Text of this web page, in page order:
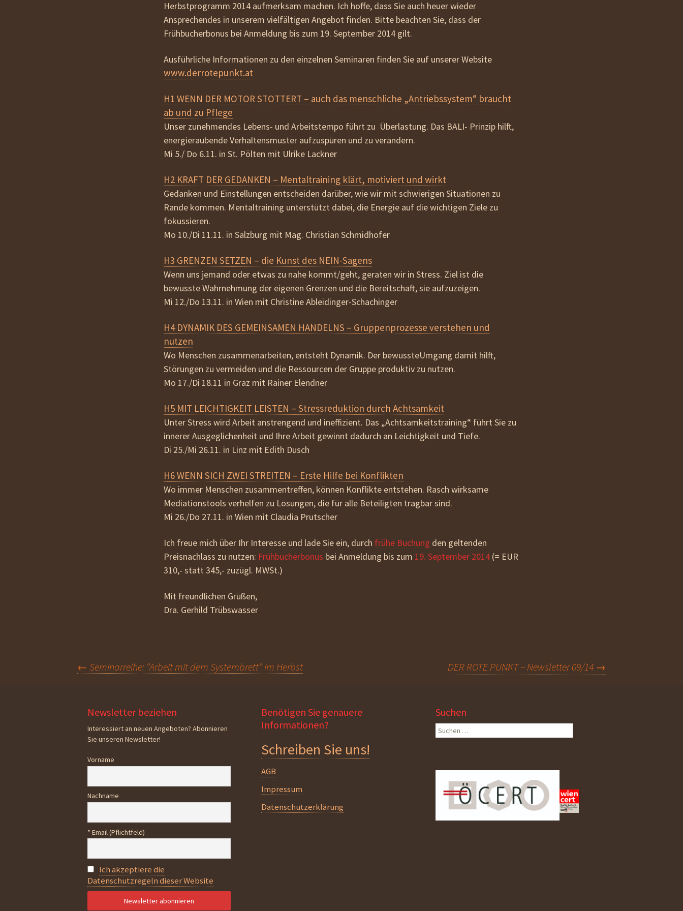
beziehen
AGB
Herbstprogramm 2014 aufmerksam machen. Ich hoffe, dass Sie auch heuer wieder
Ansprechendes in unserem vielfältigen Angebot finden. Bitte beachten Sie, dass der
Frühbucherbonus bei Anmeldung bis zum 19. September 2014 gilt.
Ausführliche Informationen zu den einzelnen Seminaren finden Sie auf unserer Website
www.derrotepunkt.at
H1 WENN DER MOTOR STOTTERT – auch das menschliche „Antriebssystem“ braucht
ab und zu Pflege
Unser zunehmendes Lebens- und Arbeitstempo führt zu Überlastung. Das BALI- Prinzip hilft,
energieraubende Verhaltensmuster aufzuspüren und zu verändern.
Mi 5./ Do 6.11. in St. Pölten mit Ulrike Lackner
H2 KRAFT DER GEDANKEN – Mentaltraining klärt, motiviert und wirkt
Gedanken und Einstellungen entscheiden darüber, wie wir mit schwierigen Situati­onen zu
Rande kommen. Mentaltraining unterstützt dabei, die Energie auf die wichtigen Ziele zu
fokussieren.
Mo 10./Di 11.11. in Salzburg mit Mag. Christian Schmidhofer
H3 GRENZEN SETZEN – die Kunst des NEIN-Sagens
Wenn uns jemand oder etwas zu nahe kommt/geht, geraten wir in Stress. Ziel ist die
bewusste Wahrnehmung der eigenen Grenzen und die Bereitschaft, sie aufzuzeigen.
Mi 12./Do 13.11. in Wien mit Christine Ableidinger-Schachinger
H4 DYNAMIK DES GEMEINSAMEN HANDELNS – Gruppenprozesse verstehen und
nutzen
Wo Menschen zusammenarbeiten, entsteht Dynamik. Der bewussteUmgang damit hilft,
Störungen zu vermeiden und die Ressourcen der Gruppe produktiv zu nutzen.
Mo 17./Di 18.11 in Graz mit Rainer Elendner
H5 MIT LEICHTIGKEIT LEISTEN – Stressreduktion durch Achtsamkeit
Unter Stress wird Arbeit anstrengend und ineffizient. Das „Achtsamkeitstrai­ning“ führt Sie zu
innerer Ausgeglichenheit und Ihre Arbeit gewinnt dadurch an Leichtigkeit und Tiefe.
Di 25./Mi 26.11. in Linz mit Edith Dusch
H6 WENN SICH ZWEI STREITEN – Erste Hilfe bei Konflikten
Wo immer Menschen zusammentreffen, können Konflikte entstehen. Rasch wirksame
Mediationstools verhelfen zu Lösungen, die für alle Beteiligten tragbar sind.
Mi 26./Do 27.11. in Wien mit Claudia Prutscher
Ich freue mich über Ihr Interesse und lade Sie ein, durch frühe Buchung den geltenden
Preisnachlass zu nutzen: Frühbucherbonus bei Anmeldung bis zum 19. September 2014 (= EUR
310,- statt 345,- zuzügl. MWSt.)
Mit freundlichen Grüßen,
Dra. Gerhild Trübswasser
Beitragsnavigation
← Seminarreihe: “Arbeit mit dem Systembrett” im Herbst DER ROTE PUNKT – Newsletter 09/14 →
Newsletter beziehen
Interessiert an neuen Angeboten? Abonnieren
Sie unseren Newsletter!
Vorname
Nachname
* Email (Pflichtfeld)
Ich akzeptiere die
Datenschutzregeln dieser Website
Benötigen Sie genauere
Informationen?
Schreiben Sie uns!
AGB
Impressum
Datenschutzerklärung
Suchen
Suchen
nach: